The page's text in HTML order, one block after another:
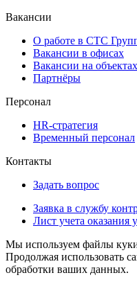
Вакансии
О работе в СТС
Вакансии в офисах
Вакансии на объектах
Партнёры
Персонал
HR-стратегия
Временный персонал
Контакты
Задать вопрос
Заявка в службу
Лист учета оказания
Мы используем файлы
Продолжая использовать
обработки ваших данных.